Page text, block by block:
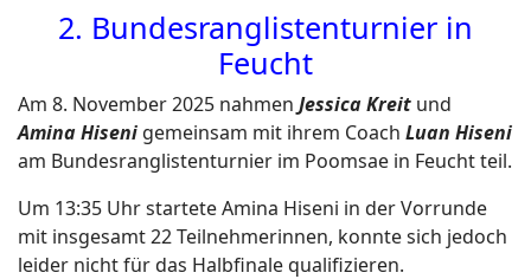
2. Bundesranglistenturnier in
Feucht
Am 8. November 2025 nahmen Jessica Kreit und
Amina Hiseni gemeinsam mit ihrem Coach Luan Hiseni
am Bundesranglistenturnier im Poomsae in Feucht teil.
Um 13:35 Uhr startete Amina Hiseni in der Vorrunde
mit insgesamt 22 Teilnehmerinnen, konnte sich jedoch
leider nicht für das Halbfinale qualifizieren.